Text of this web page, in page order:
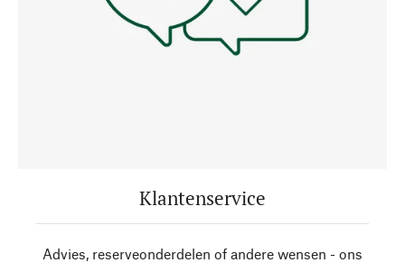
Klantenservice
Advies, reserveonderdelen of andere wensen - ons